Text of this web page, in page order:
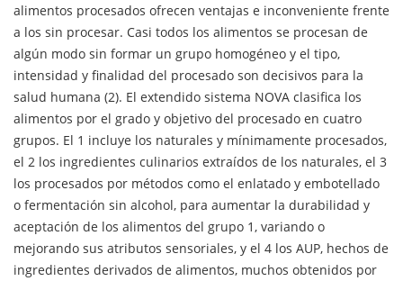
alimentos procesados ofrecen ventajas e inconveniente frente
a los sin procesar. Casi todos los alimentos se procesan de
algún modo sin formar un grupo homogéneo y el tipo,
intensidad y finalidad del procesado son decisivos para la
salud humana (2). El extendido sistema NOVA clasifica los
alimentos por el grado y objetivo del procesado en cuatro
grupos. El 1 incluye los naturales y mínimamente procesados,
el 2 los ingredientes culinarios extraídos de los naturales, el 3
los procesados por métodos como el enlatado y embotellado
o fermentación sin alcohol, para aumentar la durabilidad y
aceptación de los alimentos del grupo 1, variando o
mejorando sus atributos sensoriales, y el 4 los AUP, hechos de
ingredientes derivados de alimentos, muchos obtenidos por